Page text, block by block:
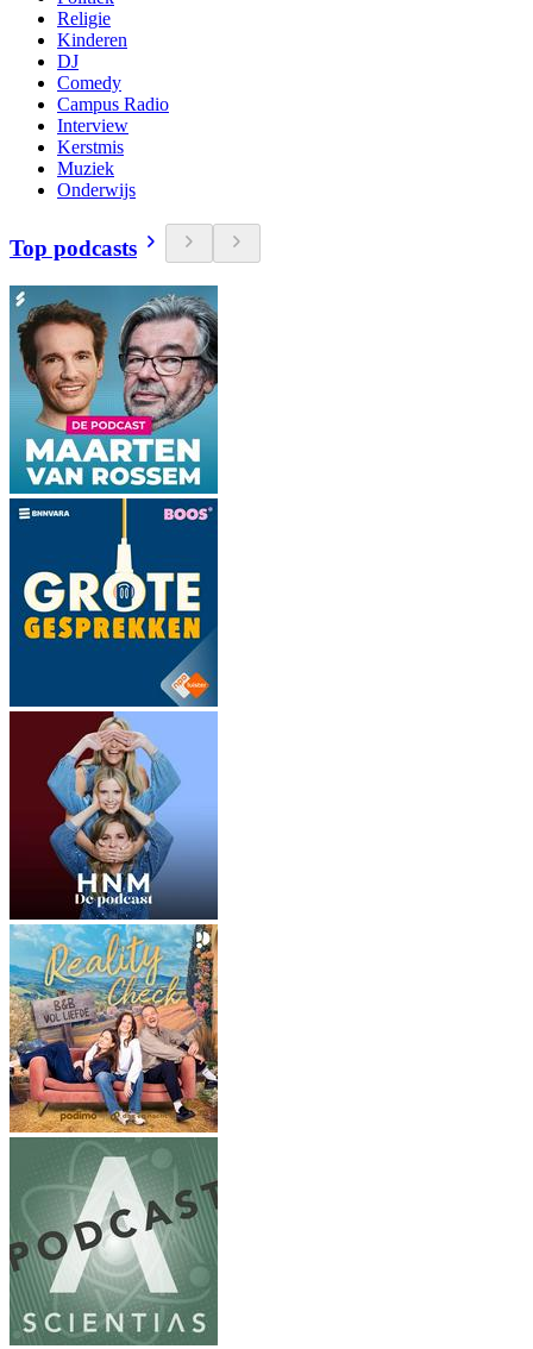
Religie
Kinderen
DJ
Comedy
Campus Radio
Interview
Kerstmis
Muziek
Onderwijs
Top podcasts